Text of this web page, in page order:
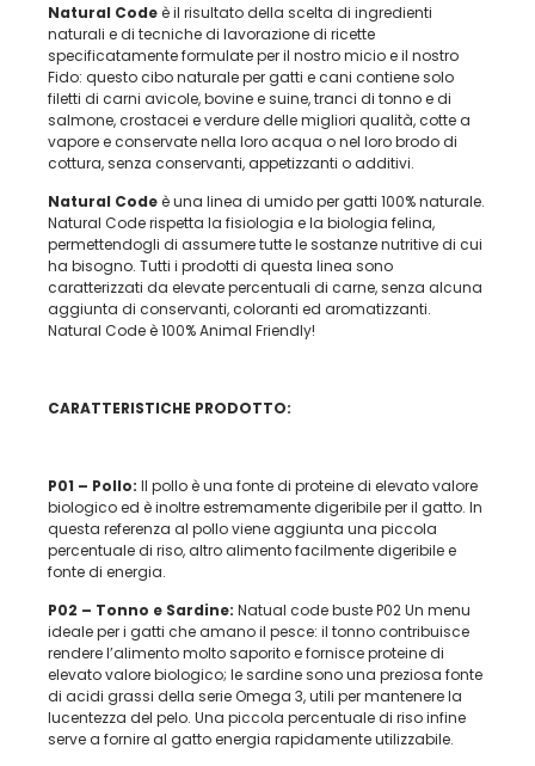
Natural Codeè il risultato della scelta di ingredienti
naturali e di tecniche di lavorazione di ricette
specificatamente formulate per il nostro micio e il nostro
Fido: questo cibo naturale per gatti e cani contiene solo
filetti di carni avicole, bovine e suine, tranci di tonno e di
salmone, crostacei e verdure delle migliori qualità, cotte a
vapore e conservate nella loro acqua o nel loro brodo di
cottura, senza conservanti, appetizzanti o additivi.
Natural Codeè una linea di umido per gatti 100% naturale.
Natural Code rispetta la fisiologia e la biologia felina,
permettendogli di assumere tutte le sostanze nutritive di cui
ha bisogno. Tutti i prodotti di questa linea sono
caratterizzati da elevate percentuali di carne, senza alcuna
aggiunta di conservanti, coloranti ed aromatizzanti.
Natural Code è 100% Animal Friendly!
CARATTERISTICHE PRODOTTO:
P01 – Pollo: Il pollo è una fonte di proteine di elevato valore
biologico ed è inoltre estremamente digeribile per il gatto. In
questa referenza al pollo viene aggiunta una piccola
percentuale di riso, altro alimento facilmente digeribile e
fonte di energia.
P02 – Tonno e Sardine: Natual code buste P02 Un menu
ideale per i gatti che amano il pesce: il tonno contribuisce
rendere l’alimento molto saporito e fornisce proteine di
elevato valore biologico; le sardine sono una preziosa fonte
di acidi grassi della serie Omega 3, utili per mantenere la
lucentezza del pelo. Una piccola percentuale di riso infine
serve a fornire al gatto energia rapidamente utilizzabile.